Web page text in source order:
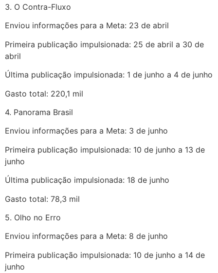
3. O Contra-Fluxo
Enviou informações para a Meta: 23 de abril
Primeira publicação impulsionada: 25 de abril a 30 de
abril
Última publicação impulsionada: 1 de junho a 4 de junho
Gasto total: 220,1 mil
4. Panorama Brasil
Enviou informações para a Meta: 3 de junho
Primeira publicação impulsionada: 10 de junho a 13 de
junho
Última publicação impulsionada: 18 de junho
Gasto total: 78,3 mil
5. Olho no Erro
Enviou informações para a Meta: 8 de junho
Primeira publicação impulsionada: 10 de junho a 14 de
junho